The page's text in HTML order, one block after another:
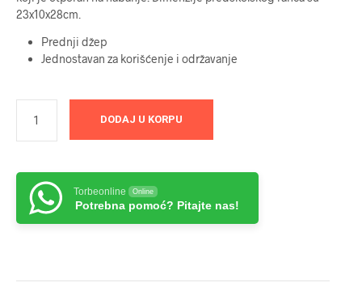
23x10x28cm.
Prednji džep
Jednostavan za korišćenje i održavanje
DODAJ U KORPU
Torbeonline Online
Potrebna pomoć? Pitajte nas!